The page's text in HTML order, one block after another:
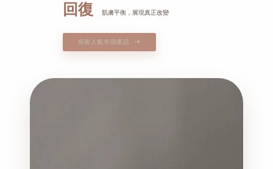
回復 肌膚平衡，展現真正改變
探索人氣奇蹟產品